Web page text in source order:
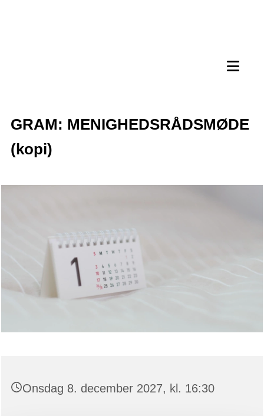
GRAM: MENIGHEDSRÅDSMØDE
(kopi)
Onsdag 8. december 2027, kl. 16:30